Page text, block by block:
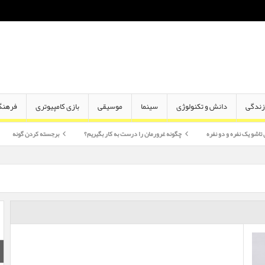
دانش و تکنولوژی سینما موسیقی بازی کامپیوتری
نفره چگونه غرورمان را درست به کار بگیریم؟ برجسته کردن گونه اختلاف